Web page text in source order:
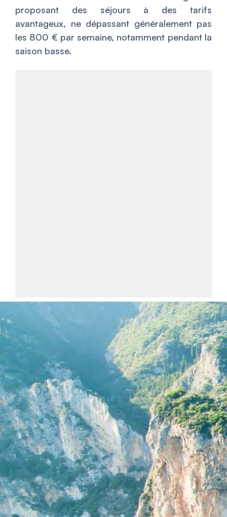
proposant des séjours à des tarifs
avantageux, ne dépassant généralement pas
les 800 € par semaine, notamment pendant la
saison basse.